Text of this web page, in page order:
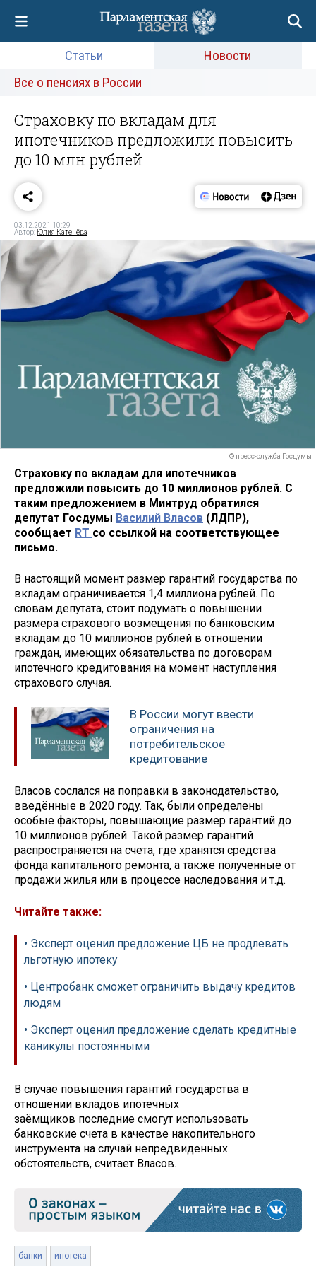
Статьи
Новости
Все о пенсиях в России
Страховку по вкладам для
ипотечников предложили повысить
до 10 млн рублей
03.12.2021 10:29
Автор: Юлия Катенёва
© пресс-служба Госдумы
Страховку по вкладам для ипотечников
предложили повысить до 10 миллионов рублей. С
таким предложением в Минтруд обратился
депутат Госдумы Василий Власов (ЛДПР),
сообщает RT со ссылкой на соответствующее
письмо.
В настоящий момент размер гарантий государства по
вкладам ограничивается 1,4 миллиона рублей. По
словам депутата, стоит подумать о повышении
размера страхового возмещения по банковским
вкладам до 10 миллионов рублей в отношении
граждан, имеющих обязательства по договорам
ипотечного кредитования на момент наступления
страхового случая.
В России могут ввести
ограничения на
потребительское
кредитование
Власов сослался на поправки в законодательство,
введённые в 2020 году. Так, были определены
особые факторы, повышающие размер гарантий до
10 миллионов рублей. Такой размер гарантий
распространяется на счета, где хранятся средства
фонда капитального ремонта, а также полученные от
продажи жилья или в процессе наследования и т.д.
Читайте также:
• Эксперт оценил предложение ЦБ не продлевать
льготную ипотеку
• Центробанк сможет ограничить выдачу кредитов
людям
• Эксперт оценил предложение сделать кредитные
каникулы постоянными
В случае повышения гарантий государства в
отношении вкладов ипотечных
заёмщиков последние смогут использовать
банковские счета в качестве накопительного
инструмента на случай непредвиденных
обстоятельств, считает Власов.
банки ипотека